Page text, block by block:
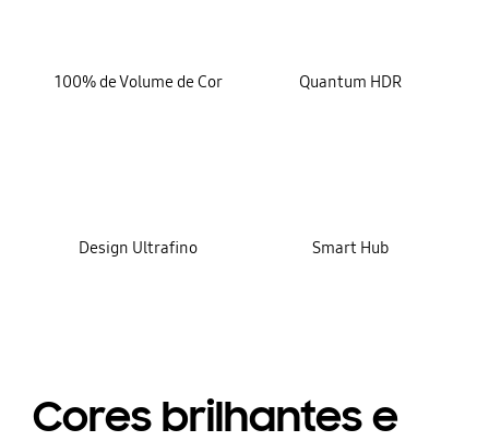
100% de Volume de Cor Quantum HDR
Design Ultrafino Smart Hub
Cores brilhantes e